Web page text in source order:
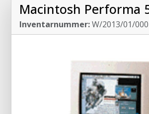
Macintosh Performa
Inventarnummer:W/2013/01/